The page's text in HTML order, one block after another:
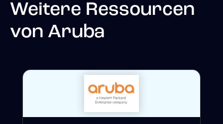
Weitere Ressourcen
von Aruba